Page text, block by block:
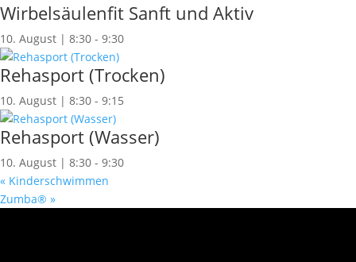
Wirbelsäulenfit Sanft und Aktiv
10. August | 8:30 - 9:30
Rehasport (Trocken)
10. August | 8:30 - 9:15
Rehasport (Wasser)
10. August | 8:30 - 9:30
« Kinderschwimmen
Zumba® »